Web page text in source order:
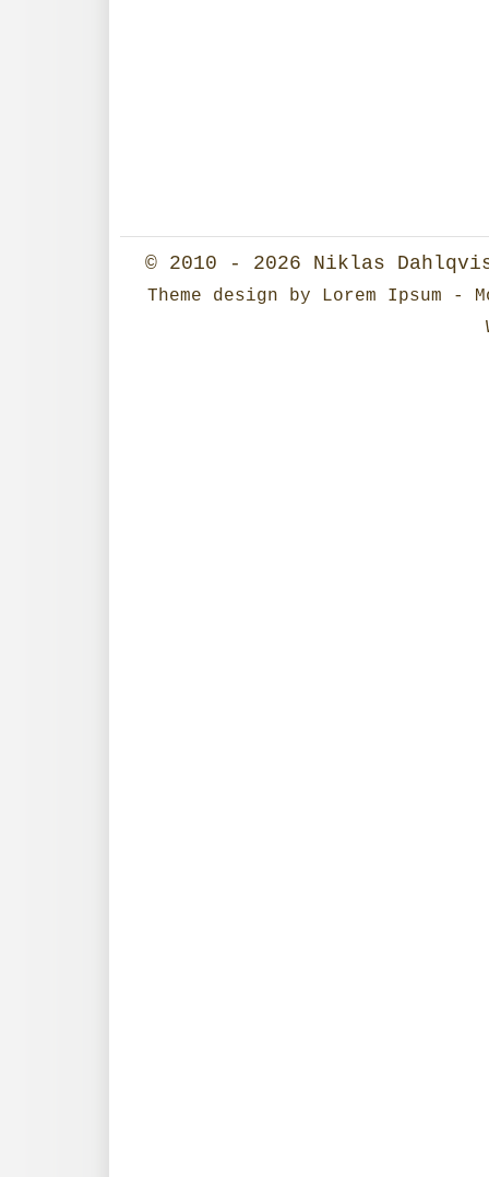
© 2010 - 2026 Niklas
Theme design by Lorem Ipsum -